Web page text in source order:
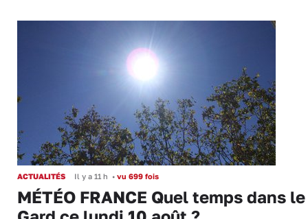
ACTUALITÉS Il y a 11 h • vu 699 fois
MÉTÉO FRANCE Quel temps dans le